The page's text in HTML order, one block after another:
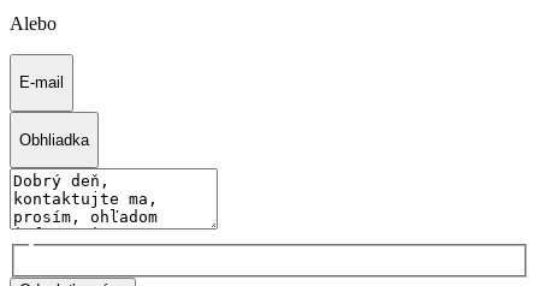
Alebo
E-mail
Obhliadka